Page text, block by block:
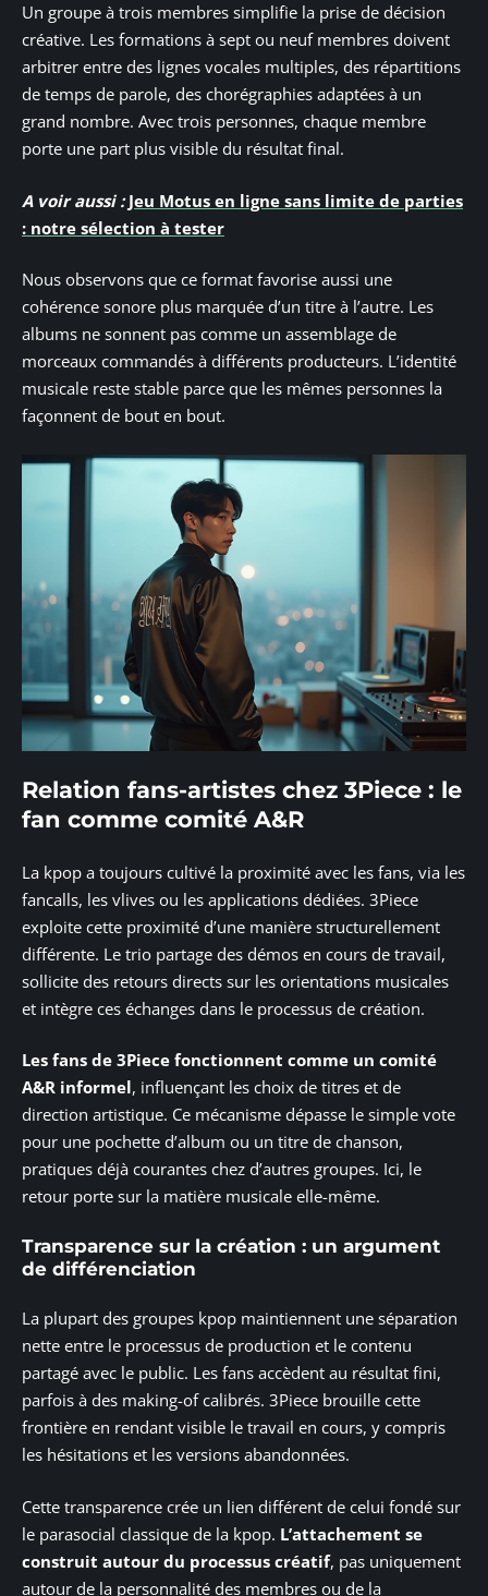
Un groupe à trois membres simplifie la prise de décision
créative. Les formations à sept ou neuf membres doivent
arbitrer entre des lignes vocales multiples, des répartitions
de temps de parole, des chorégraphies adaptées à un
grand nombre. Avec trois personnes, chaque membre
porte une part plus visible du résultat final.
A voir aussi : Jeu Motus en ligne sans limite de parties
: notre sélection à tester
Nous observons que ce format favorise aussi une
cohérence sonore plus marquée d’un titre à l’autre. Les
albums ne sonnent pas comme un assemblage de
morceaux commandés à différents producteurs. L’identité
musicale reste stable parce que les mêmes personnes la
façonnent de bout en bout.
Relation fans-artistes chez 3Piece : le
fan comme comité A&R
La kpop a toujours cultivé la proximité avec les fans, via les
fancalls, les vlives ou les applications dédiées. 3Piece
exploite cette proximité d’une manière structurellement
différente. Le trio partage des démos en cours de travail,
sollicite des retours directs sur les orientations musicales
et intègre ces échanges dans le processus de création.
Les fans de 3Piece fonctionnent comme un comité
A&R informel, influençant les choix de titres et de
direction artistique. Ce mécanisme dépasse le simple vote
pour une pochette d’album ou un titre de chanson,
pratiques déjà courantes chez d’autres groupes. Ici, le
retour porte sur la matière musicale elle-même.
Transparence sur la création : un argument
de différenciation
La plupart des groupes kpop maintiennent une séparation
nette entre le processus de production et le contenu
partagé avec le public. Les fans accèdent au résultat fini,
parfois à des making-of calibrés. 3Piece brouille cette
frontière en rendant visible le travail en cours, y compris
les hésitations et les versions abandonnées.
Cette transparence crée un lien différent de celui fondé sur
le parasocial classique de la kpop. L’attachement se
construit autour du processus créatif, pas uniquement
autour de la personnalité des membres ou de la